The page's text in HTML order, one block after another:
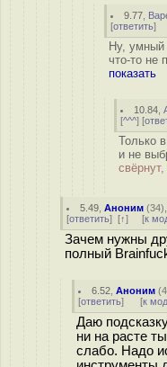
9.77
[ответить]
Ну, умный
что-то не
показать
10.84 ,
[^^^] [
Только
и не
свёрнут,
5.49 ,Аноним (34
[ответить] [↑] [к
Зачем нужны
полный
6.52 ,Аноним (
[ответить] [к
Даю
ни на расте
слабо. Надо